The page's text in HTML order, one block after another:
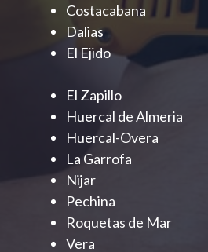
Costacabana
Dalias
El Ejido
El Zapillo
Huercal de Almeria
Huercal-Overa
La Garrofa
Nijar
Pechina
Roquetas de Mar
Vera